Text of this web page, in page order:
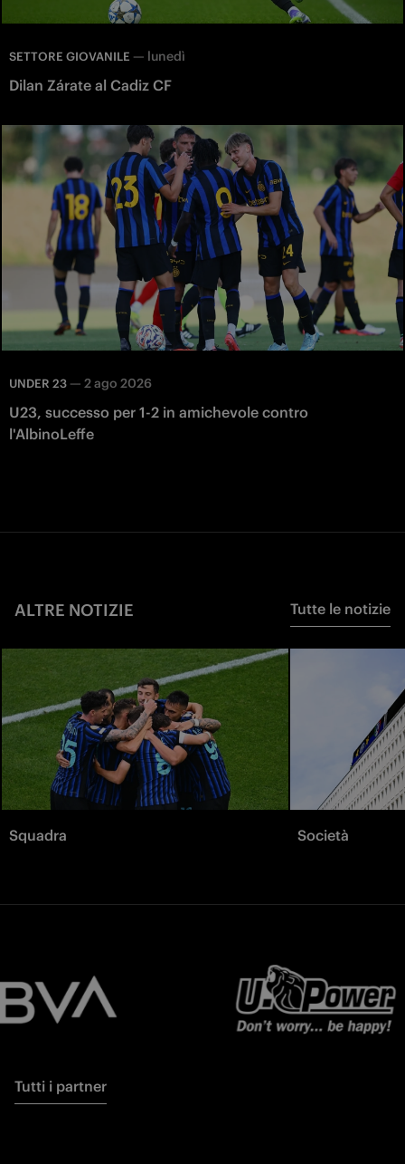
SETTORE GIOVANILE — lunedì
Dilan Zárate al Cadiz CF
UNDER 23 — 2 ago 2026
U23, successo per 1-2 in amichevole contro
l'AlbinoLeffe
ALTRE NOTIZIE Tutte le notizie
Squadra Società
Tutti i partner